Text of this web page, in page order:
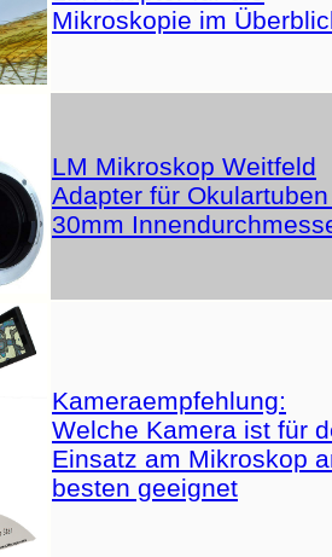
Mikroskopie im
LM Mikroskop Weitfeld
Adapter für
30mm
Kameraempfehlung:
Welche Kamera ist für
Einsatz am Mikroskop
besten geeignet